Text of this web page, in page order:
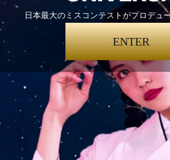
日本最大のミスコンテストがプロデュ
ENTER